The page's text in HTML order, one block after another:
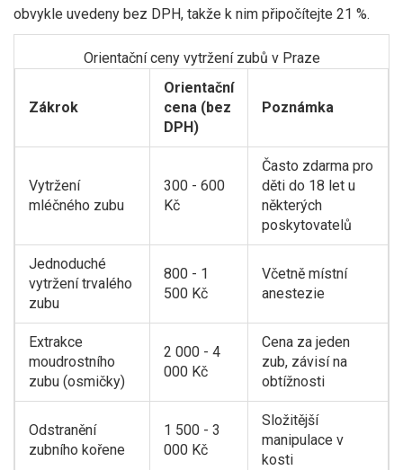
obvykle uvedeny bez DPH, takže k nim připočítejte 21 %.
Orientační ceny vytržení zubů v Praze
Zákrok
Orientační
cena (bez
DPH)
Poznámka
Vytržení
mléčného zubu
300 - 600
Kč
Často zdarma pro
děti do 18 let u
některých
poskytovatelů
Jednoduché
vytržení trvalého
zubu
800 - 1
500 Kč
Včetně místní
anestezie
Extrakce
moudrostního
zubu (osmičky)
2 000 - 4
000 Kč
Cena za jeden
zub, závisí na
obtížnosti
Odstranění
zubního kořene
1 500 - 3
000 Kč
Složitější
manipulace v
kosti